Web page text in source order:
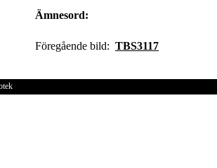
Ämnesord:
Föregående bild: TBS3117